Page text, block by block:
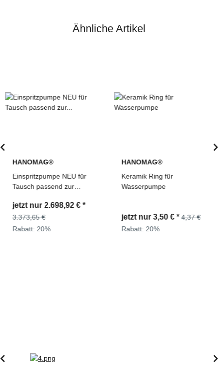
Ähnliche Artikel
HANOMAG®
Einspritzpumpe NEU für
Tausch passend zur
Nr: 2992672M91,
2992331M91
jetzt nur2.698,92 €*
3.373,65 €
Rabatt: 20%
HANOMAG®
Keramik Ring für
Wasserpumpe
jetzt nur3,50 €* 4,37 €
Rabatt: 20%